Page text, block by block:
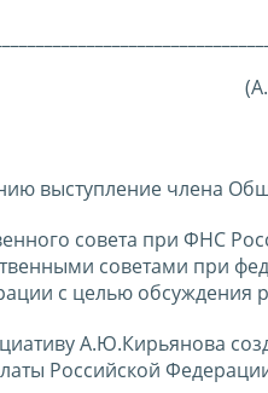
члена
совета при ФНС
советами при
с целью обсуждения
А.Ю.Кирьянова
Российской